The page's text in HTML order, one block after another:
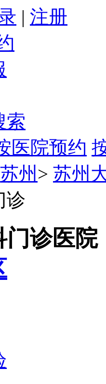
| 注册
索
医院预约
苏州 > 苏州
诊
门诊医院